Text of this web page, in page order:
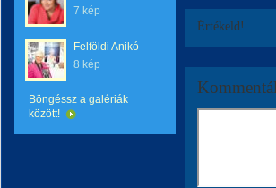
7 kép
Felföldi Anikó
8 kép
Böngéssz a galériák
között!
Értékeld!